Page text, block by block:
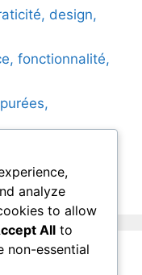
design,
fonctionnalité,
analyze
to allow
All to
non-essential